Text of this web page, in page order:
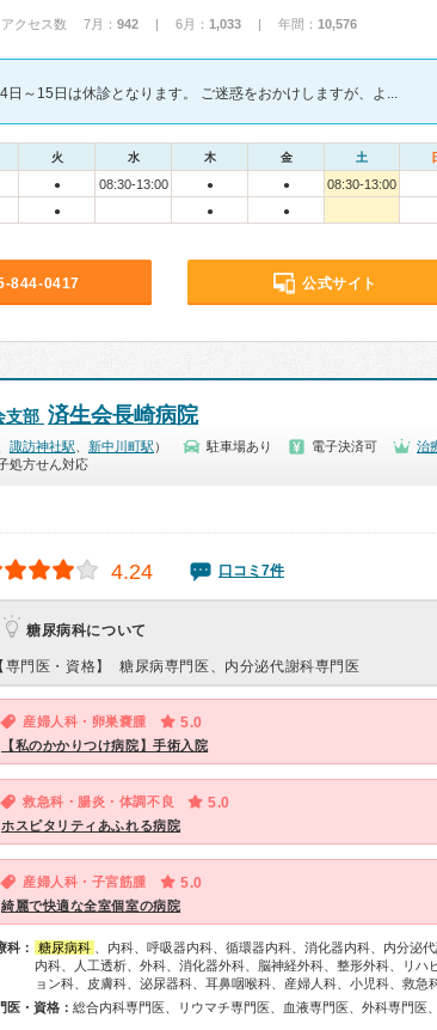
アクセス数 7月： 942 | 6月： 1,033 | 年間： 10,576
日～15日は休診となります。 ご迷惑をおかけしますが、よ...
火 水 木 金 土
● 08:30-13:00 ● ●
08:30-13:00
● ● ●
844-0417 公式サイト
支部 済生会長崎病院
諏訪神社駅 新中川町駅 ） 駐車場あり 電子決済可
治
処方せん対応
4.24 口コミ7件
糖尿病科について
【専門医・資格】 糖尿病専門医、内分泌代謝科専門医
産婦人科・卵巣嚢腫 5.0
【私のかかりつけ病院】手術入院
救急科・腸炎・体調不良 5.0
ホスピタリティあふれる病院
産婦人科・子宮筋腫 5.0
綺麗で快適な全室個室の病院
科： 糖尿病科
、内科、呼吸器内科、循環器内科、消化器内科、内分泌
内科、人工透析、外科、消化器外科、脳神経外科、整形外科、リハ
ョン科、皮膚科、泌尿器科、耳鼻咽喉科、産婦人科、小児科、救急
医・資格：